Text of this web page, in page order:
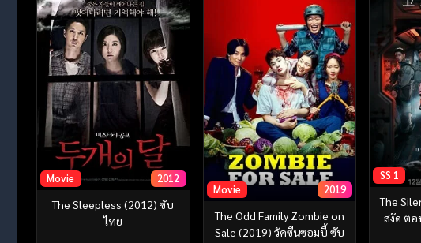
Movie 2012
The Sleepless (2012) ซับ
ไทย
Movie 2019
The Odd Family Zombie on
Sale (2019) วัคซีนซอมบี้ ซับ
SS 1
The
สงัด ต